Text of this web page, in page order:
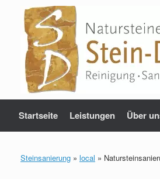
springen
Startseite Leistungen Über
Steinsanierung » local »